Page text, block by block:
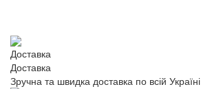
Доставка
Зручна та швидка доставка по всій Україні